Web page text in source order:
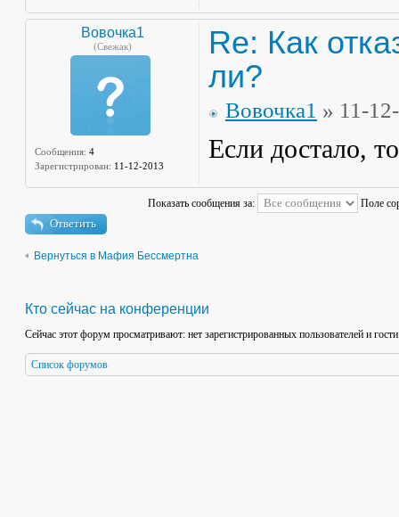
Вовочка1
(Свежак)
Сообщения: 4
Зарегистрирован: 11-12-2013
Re: Как
ли?
Вовочка1 » 11-
Если достало,
Показать сообщения за: Поле
Ответить
Вернуться в Мафия Бессмертна
Кто сейчас на конференции
Сейчас этот форум просматривают: нет зарегистрированных пользователей и
Список форумов